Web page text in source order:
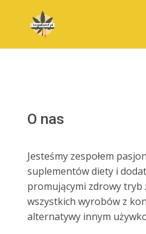
O nas
Jesteśmy zespołem
suplementów diety i
promującymi zdrowy tryb
wszystkich wyrobów z
alternatywy innym